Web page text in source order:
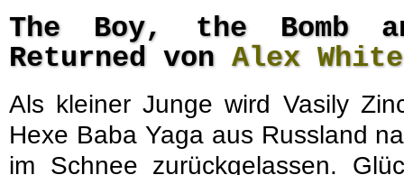
The Boy, the Bomb
Returned von Alex White
Als kleiner Junge wird Vasily
Hexe Baba Yaga aus Russland
im Schnee zurückgelassen.